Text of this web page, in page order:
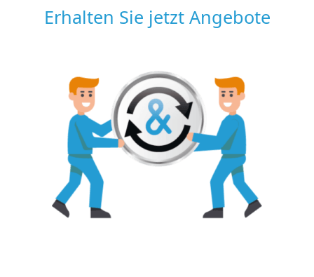
Erhalten Sie jetzt Angebote